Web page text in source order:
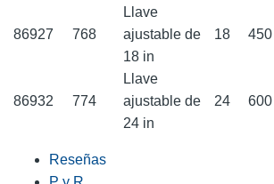
86927 768
Llave
ajustable de
18 in
18 450
86932 774
Llave
ajustable de
24 in
24 600
Reseñas